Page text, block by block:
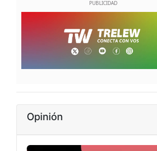
Opinión